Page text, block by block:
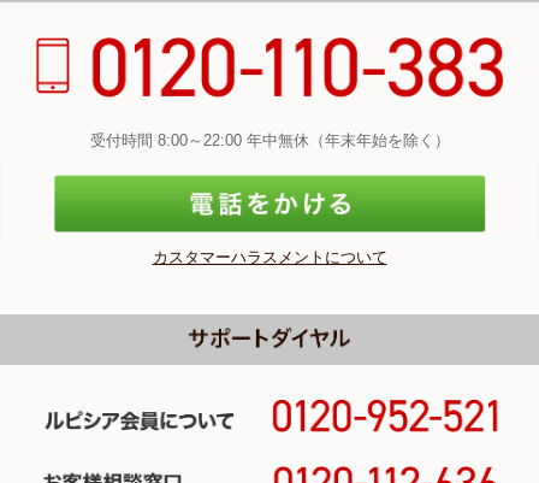
受付時間 8:00～22:00 年中無休（年末年始を除く）
カスタマーハラスメントについて